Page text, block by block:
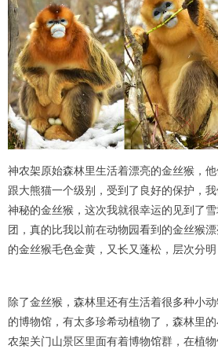
神农架原始森林里生活着漂亮的金丝猴，他
跟大熊猫一个级别，受到了良好的保护，
神秘的金丝猴，这次我就很幸运的见到了
团，真的比我以前在动物园看到的金丝猴
的金丝猴毛色金黄，又长又蓬松，层次分明
除了金丝猴，森林里还有生活着很多种小
的博物馆，有太多珍希动植物了，森林里
农架关门山景区里面有着博物馆群，在植